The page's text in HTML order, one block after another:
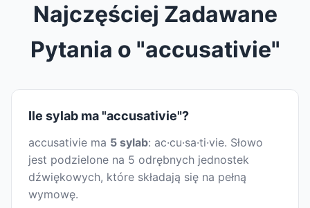
Najczęściej Zadawane
Pytania o "accusativie"
Ile sylab ma "accusativie"?
accusativie ma 5 sylab: ac·cu·sa·ti·vie. Słowo
jest podzielone na 5 odrębnych jednostek
dźwiękowych, które składają się na pełną
wymowę.